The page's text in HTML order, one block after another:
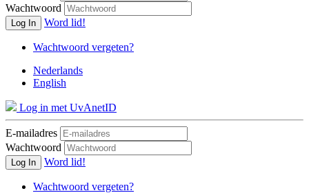
Wachtwoord
Log In Word lid!
Wachtwoord vergeten?
Nederlands
English
Log in met UvAnetID
E-mailadres
Wachtwoord
Log In Word lid!
Wachtwoord vergeten?